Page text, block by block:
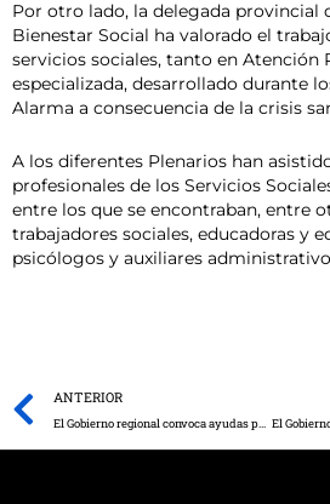
Por otro lado, la delegada provincial
Bienestar Social ha valorado el
servicios sociales, tanto en Atención
especializada, desarrollado durante
Alarma a consecuencia de la crisis
A los diferentes Plenarios han
profesionales de los Servicios
entre los que se encontraban, entre
trabajadores sociales, educadoras y
psicólogos y auxiliares
Prev
ANTERIOR
El Gobierno regional convoca ayudas para la puesta en marcha de planes de igualdad para empresas, entidades sin ánimo de lucro y entidades locales con un presupuesto de 125.000 euros.